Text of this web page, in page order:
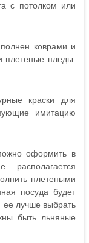
с потолком или
коврами и
плетеные пледы.
краски для
имитацию
оформить в
плетеными
посуда будет
ее лучше выбрать
быть льняные